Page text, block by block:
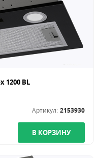
1200 BL
Артикул: 2153930